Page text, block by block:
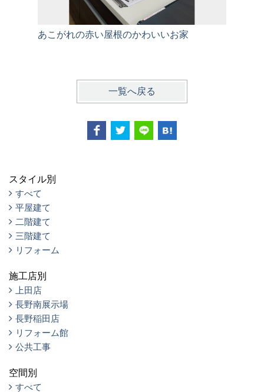
あこがれの赤い屋根のかわいいお家
一覧へ戻る
スタイル別
すべて
平屋建て
二階建て
三階建て
リフォーム
施工店別
上田店
長野南展示場
長野稲田店
リフォーム館
公共工事
空間別
すべて